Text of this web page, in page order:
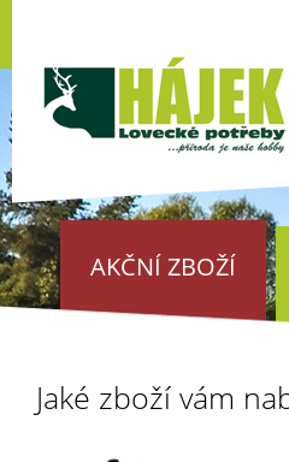
AKČNÍ ZBOŽÍ
Jaké zboží vám